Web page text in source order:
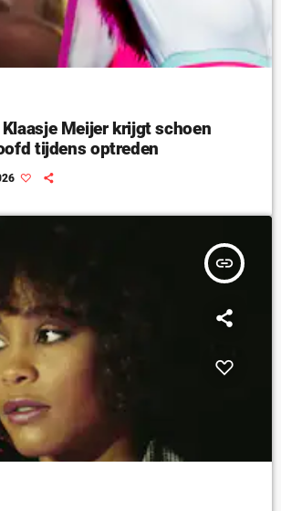
Meijer krijgt schoen
tijdens optreden
insert_link